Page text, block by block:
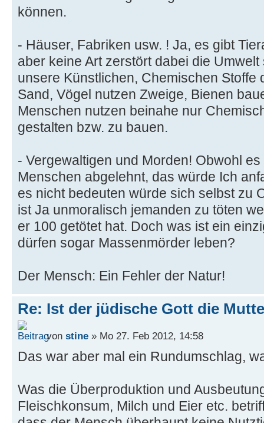
können.
- Häuser, Fabriken usw. ! Ja, es gibt
aber keine Art zerstört dabei die
unsere Künstlichen, Chemischen Stoffe
Sand, Vögel nutzen Zweige, Bienen
Menschen nutzen beinahe nur
gestalten bzw. zu bauen.
- Vergewaltigen und Morden! Obwohl
Menschen abgelehnt, das würde Ich
es nicht bedeuten würde sich selbst zu
ist Ja unmoralisch jemanden zu töten
er 100 getötet hat. Doch was ist ein
dürfen sogar Massenmörder leben?
Der Mensch: Ein Fehler der Natur!
Re: Ist der jüdische Gott die
von stine » Mo 27. Feb 2012, 14:58
Das war aber mal ein Rundumschlag,
Was die Überproduktion und
Fleischkonsum, Milch und Eier etc.